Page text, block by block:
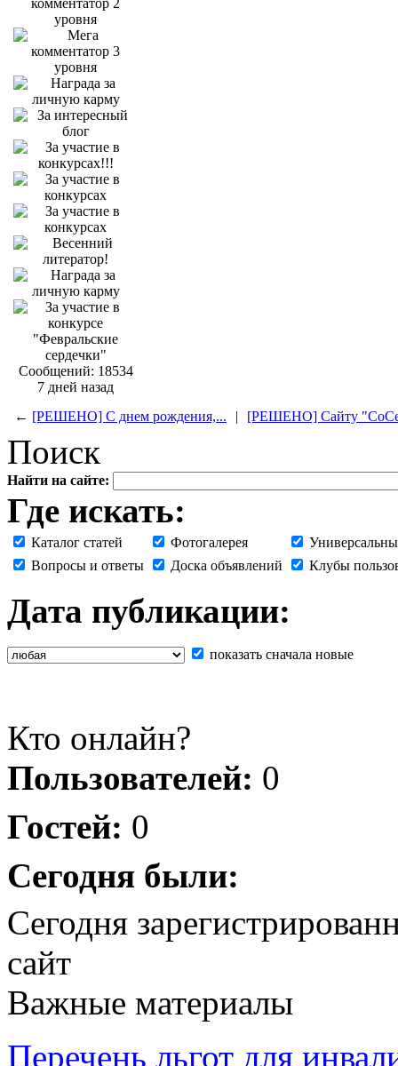
Сообщений: 18534
7 дней назад
← [РЕШЕНО] С днем рождения,... | [РЕШЕНО] Сайту
Поиск
Найти на сайте:
Где искать:
Каталог статей Фотогалерея
Вопросы и ответы
Доска объявлений Клубы
Дата публикации:
показать сначала новые
Кто онлайн?
Пользователей: 0
Гостей: 0
Сегодня были:
Сегодня
сайт
Важные материалы
Перечень льгот для